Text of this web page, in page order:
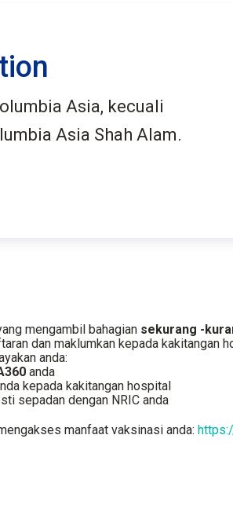
Asia, kecuali
Asia Shah Alam.
mengambil bahagian sekurang -
dan maklumkan kepada kakitangan
anda:
anda
kepada kakitangan hospital
sepadan dengan NRIC anda
manfaat vaksinasi anda: